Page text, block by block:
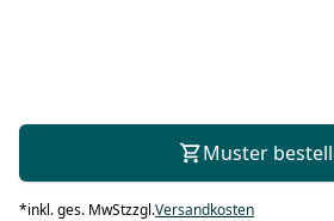
Muster
*inkl. ges. MwStzzgl.Versandkosten